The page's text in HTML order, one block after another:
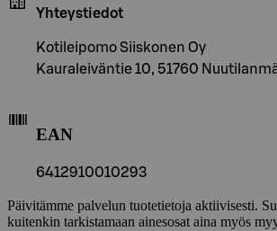
Yhteystiedot
Kotileipomo Siiskonen Oy
Kauraleiväntie 10, 51760
EAN
6412910010293
Päivitämme palvelun tuotetietoja aktiivisesti.
kuitenkin tarkistamaan ainesosat aina myös